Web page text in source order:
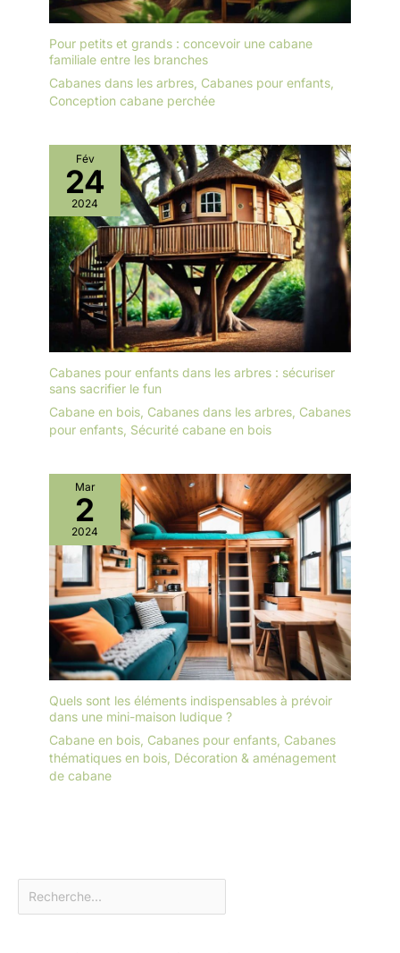
Pour petits et grands : concevoir une cabane
familiale entre les branches
Cabanes dans les arbres, Cabanes pour enfants,
Conception cabane perchée
Fév
24
2024
Cabanes pour enfants dans les arbres : sécuriser
sans sacrifier le fun
Cabane en bois Cabanes dans les arbres Cabanes
pour enfants Sécurité cabane en bois
Mar
2
2024
Quels sont les éléments indispensables à prévoir
dans une mini-maison ludique ?
Cabane en bois Cabanes pour enfants Cabanes
thématiques en bois Décoration & aménagement
de cabane